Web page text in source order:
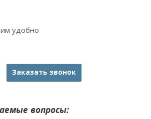
удобно
Заказать звонок
вопросы: